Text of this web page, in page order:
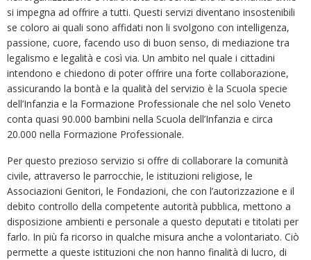
si impegna ad offrire a tutti. Questi servizi diventano insostenibili
se coloro ai quali sono affidati non li svolgono con intelligenza,
passione, cuore, facendo uso di buon senso, di mediazione tra
legalismo e legalità e così via. Un ambito nel quale i cittadini
intendono e chiedono di poter offrire una forte collaborazione,
assicurando la bontà e la qualità del servizio è la Scuola specie
dell’Infanzia e la Formazione Professionale che nel solo Veneto
conta quasi 90.000 bambini nella Scuola dell’Infanzia e circa
20.000 nella Formazione Professionale.
Per questo prezioso servizio si offre di collaborare la comunità
civile, attraverso le parrocchie, le istituzioni religiose, le
Associazioni Genitori, le Fondazioni, che con l’autorizzazione e il
debito controllo della competente autorità pubblica, mettono a
disposizione ambienti e personale a questo deputati e titolati per
farlo. In più fa ricorso in qualche misura anche a volontariato. Ciò
permette a queste istituzioni che non hanno finalità di lucro, di